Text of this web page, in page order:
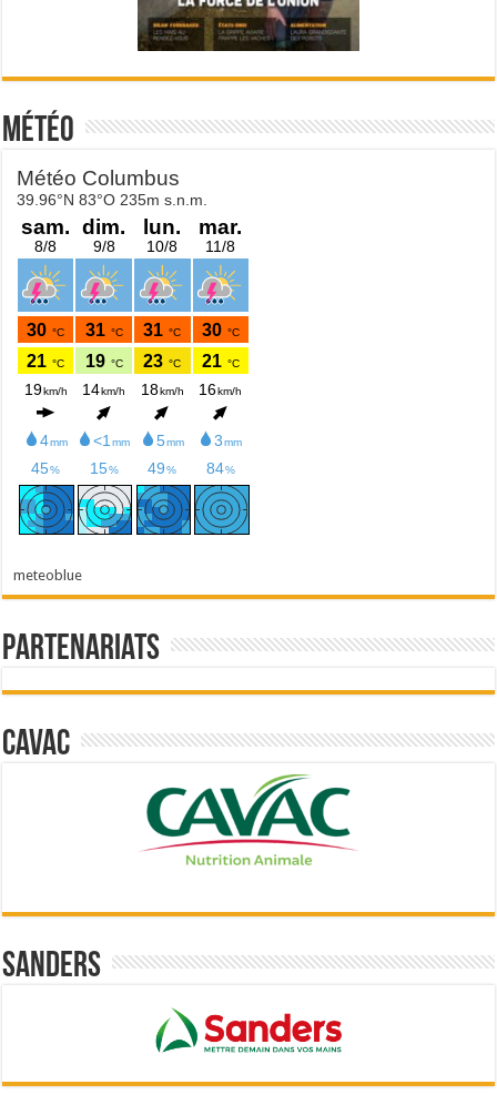
Météo
meteoblue
Partenariats
Cavac
Sanders